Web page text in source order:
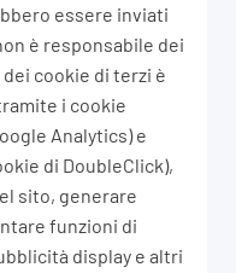
essere inviati
è responsabile dei
cookie di terzi è
i cookie
Analytics) e
di DoubleClick),
sito, generare
funzioni di
display e altri